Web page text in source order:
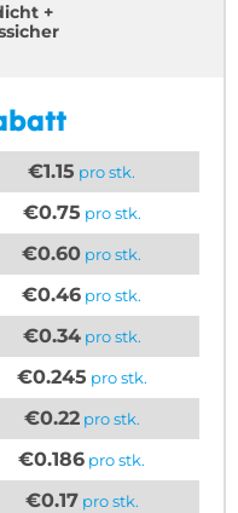
+
€1.15 pro stk.
€0.75 pro stk.
€0.60 pro stk.
€0.46 pro stk.
€0.34pro stk.
€0.245 pro stk.
€0.22pro stk.
€0.186 pro stk.
€0.17pro stk.